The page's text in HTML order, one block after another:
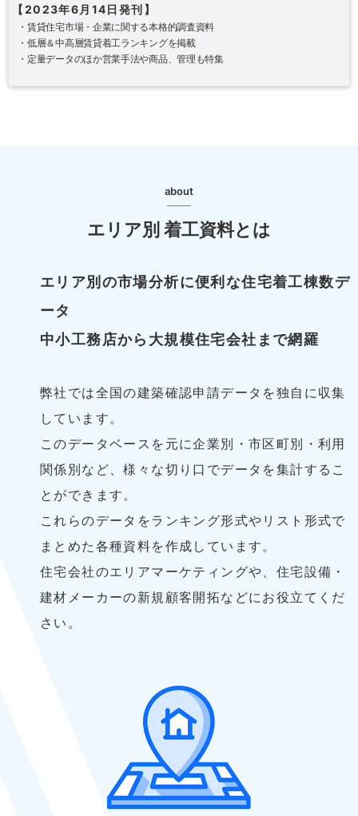
【2023年6月14日発刊】
・賃貸住宅市場・企業に関する本格的調査資料
・低層＆中高層賃貸着工ランキングを掲載
・定量データのほか営業手法や商品、管理も特集
about
エリア別 着工資料とは
エリア別の市場分析に便利な住宅着工棟数デ
ータ
中小工務店から大規模住宅会社まで網羅
弊社では全国の建築確認申請データを独自に収集
しています。
このデータベースを元に企業別・市区町別・利用
関係別など、様々な切り口でデータを集計するこ
とができます。
これらのデータをランキング形式やリスト形式で
まとめた各種資料を作成しています。
住宅会社のエリアマーケティングや、住宅設備・
建材メーカーの新規顧客開拓などにお役立てくだ
さい。